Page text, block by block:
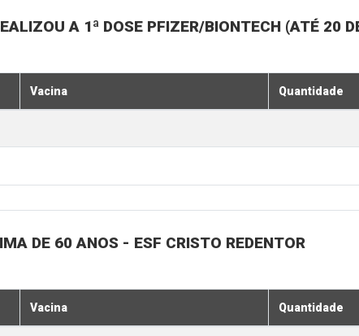
A 1ª DOSE PFIZER/BIONTECH (ATÉ 20
Vacina Quantidade
DE 60 ANOS - ESF CRISTO REDENTOR
Vacina Quantidade